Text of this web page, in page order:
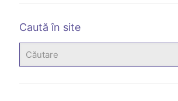
Caută în site